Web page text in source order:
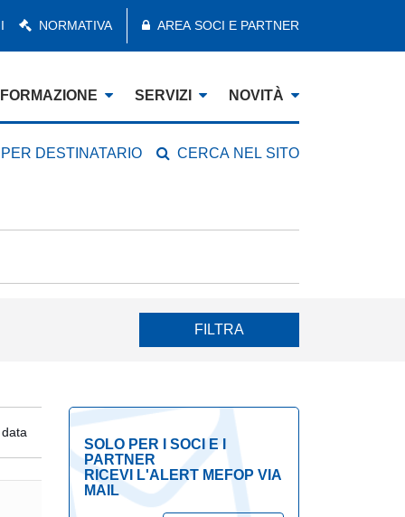
NORMATIVA AREA SOCI E PARTNER
FORMAZIONE SERVIZI NOVITÀ
DESTINATARIO CERCA NEL SITO
FILTRA
SOLO PER I SOCI E I
PARTNER
RICEVI L'ALERT MEFOP VIA
MAIL